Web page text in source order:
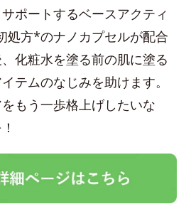
ポートするベースアクティ
処方*のナノカプセルが配合
化粧水を塗る前の肌に塗る
テムのなじみを助けます。
もう一歩格上げしたいな